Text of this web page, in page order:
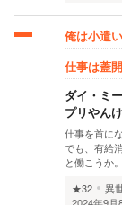
俺は小遣
仕事は蓋
ダイ・ミ
プリやん
仕事を首に
でも、有給
と働こうか
★32
異